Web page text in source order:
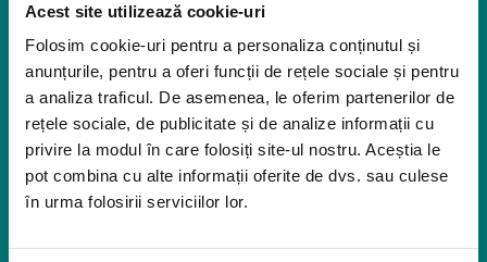
Acest site utilizează cookie-uri
Folosim cookie-uri pentru a personaliza conținutul și
anunțurile, pentru a oferi funcții de rețele sociale și pentru
a analiza traficul. De asemenea, le oferim partenerilor de
rețele sociale, de publicitate și de analize informații cu
privire la modul în care folosiți site-ul nostru. Aceștia le
pot combina cu alte informații oferite de dvs. sau culese
în urma folosirii serviciilor lor.
Dispozitive pentru urcarea scărilor
Rampe pentru scaune cu rotile
Bare de prindere și mânere de baie
Închiriere platforme șenilate
Închiriere rampe acces
Produse pentru adulţi
Apnee în somn
Orteze
Oxigenoterapia